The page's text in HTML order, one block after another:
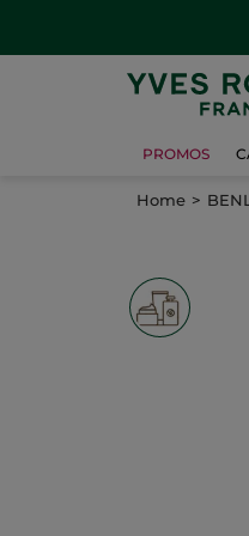
PROMOS
Home